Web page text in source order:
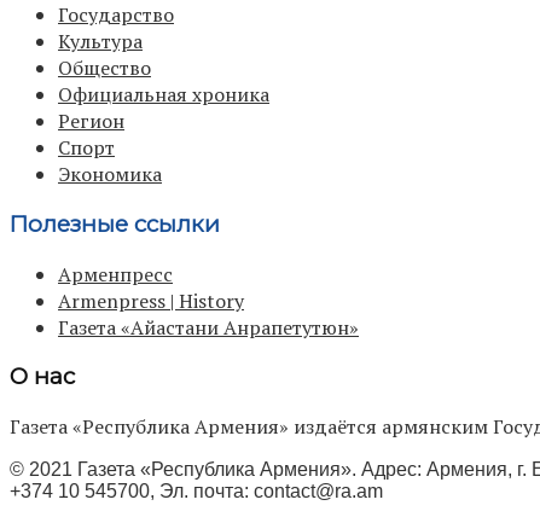
Государство
Культура
Общество
Официальная хроника
Регион
Спорт
Экономика
Полезные ссылки
Арменпресс
Armenpress | History
Газета «Айастани Анрапетутюн»
О нас
Газета «Республика Армения» издаётся армянским
© 2021 Газета «Республика Армения». Адрес: Армения,
+374 10 545700, Эл. почта: contact@ra.am